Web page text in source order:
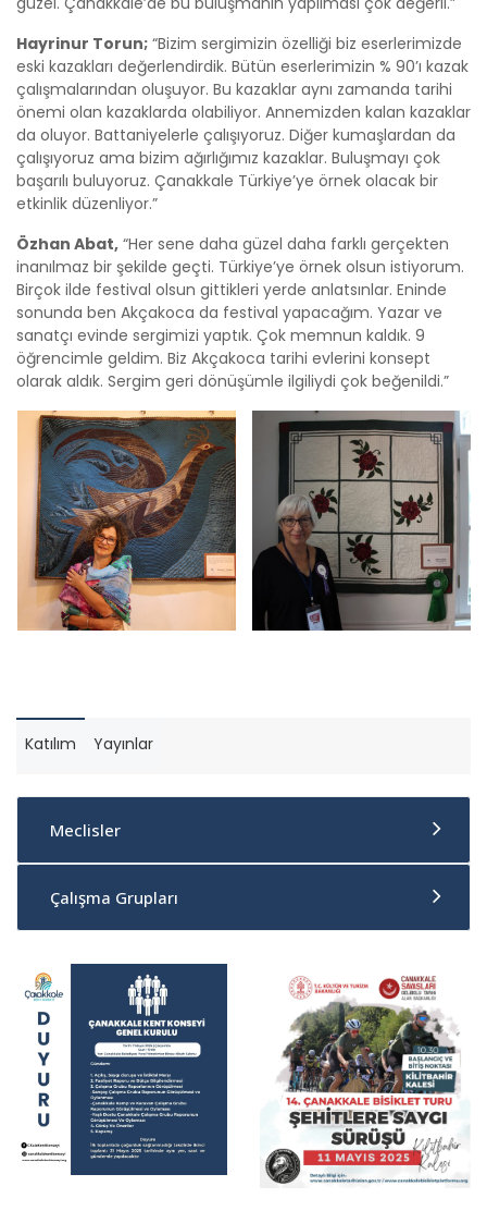
Hayrinur Torun; “Bizim sergimizin özelliği biz eserlerimizde
eski kazakları değerlendirdik. Bütün eserlerimizin % 90’ı kazak
çalışmalarından oluşuyor. Bu kazaklar aynı zamanda tarihi
önemi olan kazaklarda olabiliyor. Annemizden kalan kazaklar
da oluyor. Battaniyelerle çalışıyoruz. Diğer kumaşlardan da
çalışıyoruz ama bizim ağırlığımız kazaklar. Buluşmayı çok
başarılı buluyoruz. Çanakkale Türkiye’ye örnek olacak bir
etkinlik düzenliyor.”
Özhan Abat, “Her sene daha güzel daha farklı gerçekten
inanılmaz bir şekilde geçti. Türkiye’ye örnek olsun istiyorum.
Birçok ilde festival olsun gittikleri yerde anlatsınlar. Eninde
sonunda ben Akçakoca da festival yapacağım. Yazar ve
sanatçı evinde sergimizi yaptık. Çok memnun kaldık. 9
öğrencimle geldim. Biz Akçakoca tarihi evlerini konsept
olarak aldık. Sergim geri dönüşümle ilgiliydi çok beğenildi.”
Katılım Yayınlar
Meclisler
Çalışma Grupları